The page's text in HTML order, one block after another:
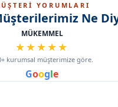
YORUMLARI
Ne
MÜKEMMEL
★★★★★
kurumsal müşterimize göre.
Google